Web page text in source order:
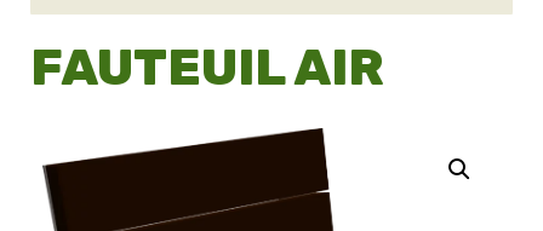
FAUTEUIL AIR